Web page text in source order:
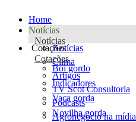
Home
Notícias
Notícias
Notícias
Clima
Artigos
TV Scot Consultoria
Podcasts
Agronegócio na mídia
Cotações
Cotações
Boi gordo
Indicadores
Vaca gorda
Novilha gorda